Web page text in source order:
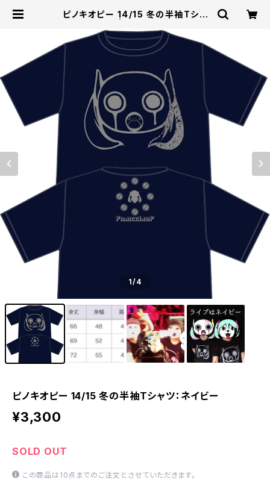
ピノキオピー 14/15 冬の半袖Tシャ
1/4
ピノキオピー 14/15 冬の半袖Tシャツ：ネイビー
¥3,300
SOLD OUT
この商品は10点までのご注文とさせていただきます。